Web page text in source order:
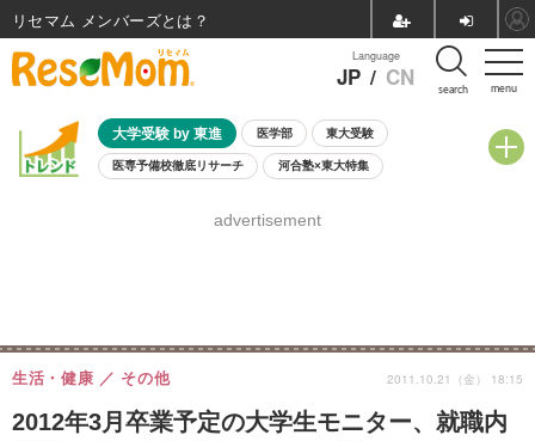
menu
Language
JP / CN search
大学受験 by 東進 医学部 東大受験
医専予備校徹底リサーチ 河合塾×東大特集
8月開催学校説明会・相談会
advertisement
2012年3月卒業予定の大学生モニター、就職内
生活・健康 その他 2011.10.21（金） 18:15
リセマム メンバーズ